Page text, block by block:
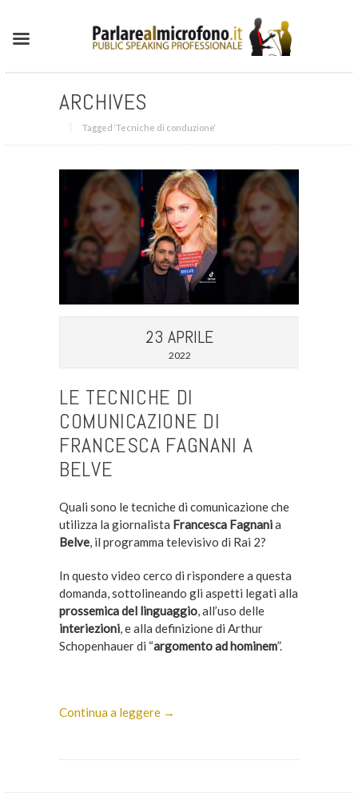
ARCHIVES
Tagged ‘Tecniche di conduzione‘
23 APRILE
2022
LE TECNICHE DI
COMUNICAZIONE DI
FRANCESCA FAGNANI A
BELVE
Quali sono le tecniche di comunicazione che
utilizza la giornalista Francesca Fagnania
Belve, il programma televisivo di Rai 2?
In questo video cerco di rispondere a questa
domanda, sottolineando gli aspetti legati alla
prossemica del linguaggio, all’uso delle
interiezioni, e alla definizione di Arthur
Schopenhauer di “argomento ad hominem”.
Continua a leggere →